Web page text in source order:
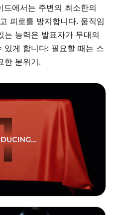
에서는 주변의 최소한의
피로를 방지합니다. 움직임
는 능력은 발표자가 무대의
있게 합니다: 필요할 때는 스
한 분위기.